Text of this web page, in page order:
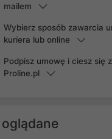
mailem
Wybierz sposób zawarcia
kuriera lub online
Podpisz umowę i ciesz się
Proline.pl